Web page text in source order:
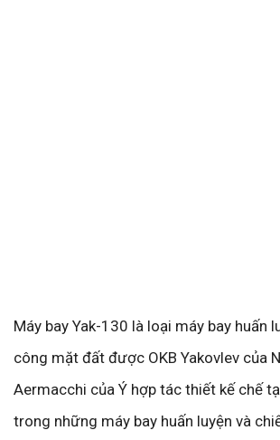
Máy bay Yak-130 là loại máy bay huấn
công mặt đất được OKB Yakovlev của
Aermacchi của Ý hợp tác thiết kế chế
trong những máy bay huấn luyện và